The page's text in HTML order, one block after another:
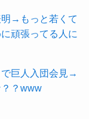
→もっと若くて
頑張ってる人に
巨人入団会見→
？www